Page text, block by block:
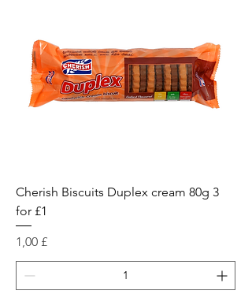
Cherish Biscuits Duplex cream 80g 3
for £1
Prix
1,00 £